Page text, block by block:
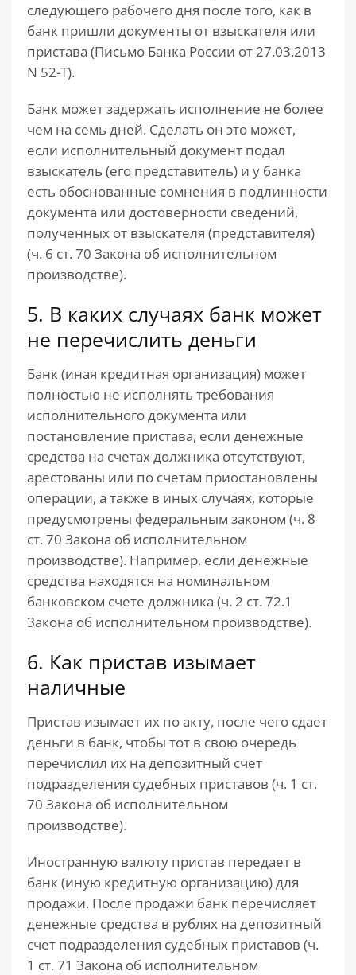
следующего рабочего дня после того, как в
банк пришли документы от взыскателя или
пристава (Письмо Банка России от 27.03.2013
N 52-Т).
Банк может задержать исполнение не более
чем на семь дней. Сделать он это может,
если исполнительный документ подал
взыскатель (его представитель) и у банка
есть обоснованные сомнения в подлинности
документа или достоверности сведений,
полученных от взыскателя (представителя)
(ч. 6 ст. 70 Закона об исполнительном
производстве).
5. В каких случаях банк может
не перечислить деньги
Банк (иная кредитная организация) может
полностью не исполнять требования
исполнительного документа или
постановление пристава, если денежные
средства на счетах должника отсутствуют,
арестованы или по счетам приостановлены
операции, а также в иных случаях, которые
предусмотрены федеральным законом (ч. 8
ст. 70 Закона об исполнительном
производстве). Например, если денежные
средства находятся на номинальном
банковском счете должника (ч. 2 ст. 72.1
Закона об исполнительном производстве).
6. Как пристав изымает
наличные
Пристав изымает их по акту, после чего сдает
деньги в банк, чтобы тот в свою очередь
перечислил их на депозитный счет
подразделения судебных приставов (ч. 1 ст.
70 Закона об исполнительном
производстве).
Иностранную валюту пристав передает в
банк (иную кредитную организацию) для
продажи. После продажи банк перечисляет
денежные средства в рублях на депозитный
счет подразделения судебных приставов (ч.
1 ст. 71 Закона об исполнительном